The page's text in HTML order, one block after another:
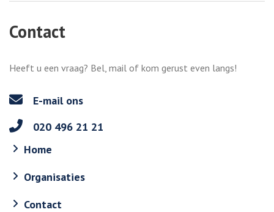
Contact
Heeft u een vraag? Bel, mail of kom gerust even langs!
E-mail ons
020 496 21 21
Home
Organisaties
Contact